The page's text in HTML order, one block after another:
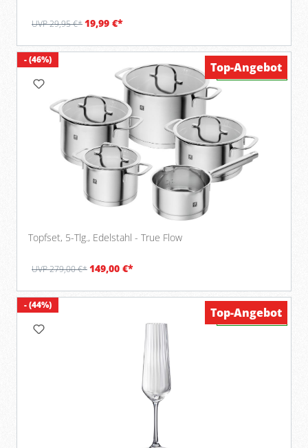
UVP 29,95 €*19,99 €*
- (46%)
Topfset, 5-Tlg., Edelstahl - True Flow
UVP 279,00 €*149,00 €*
Verfügbar
Top-Angebot
- (44%)
Verfügbar
Top-Angebot